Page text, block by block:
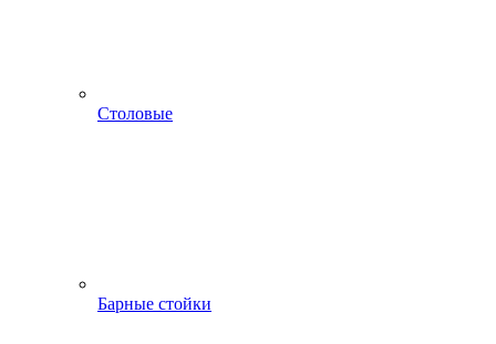
Столовые
Барные стойки